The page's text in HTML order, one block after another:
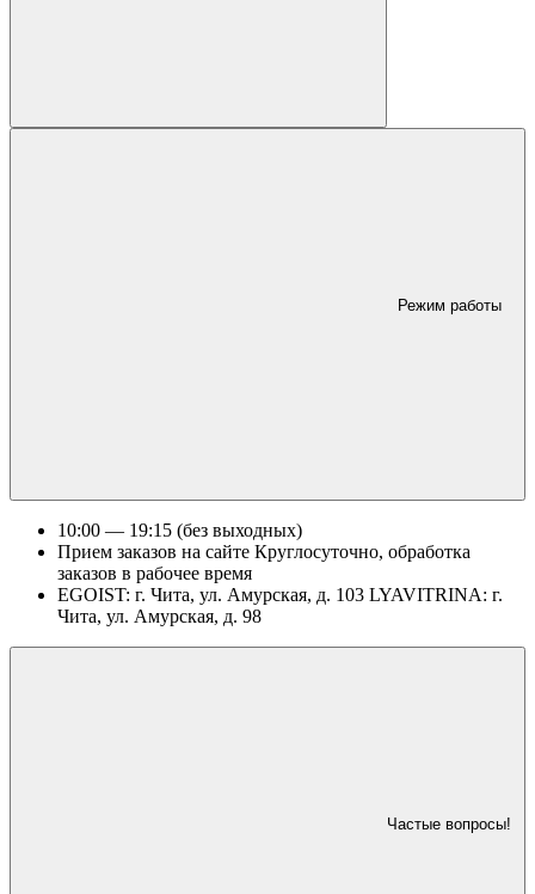
Режим работы
10:00 — 19:15 (без выходных)
Прием заказов на сайте Круглосуточно, обработка
заказов в рабочее время
EGOIST: г. Чита, ул. Амурская, д. 103 LYAVITRINA: г.
Чита, ул. Амурская, д. 98
Частые вопросы!